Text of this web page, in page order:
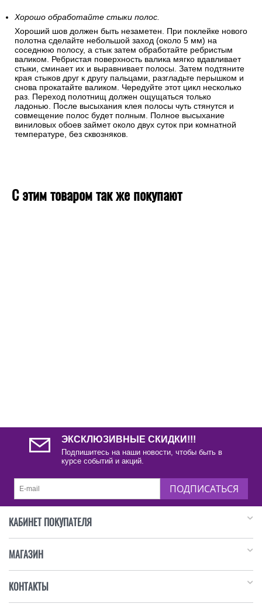
Хорошо обработайте стыки полос.
Хороший шов должен быть незаметен. При поклейке нового
полотна сделайте небольшой заход (около 5 мм) на
соседнюю полосу, а стык затем обработайте ребристым
валиком. Ребристая поверхность валика мягко вдавливает
стыки, сминает их и выравнивает полосы. Затем подтяните
края стыков друг к другу пальцами, разгладьте перышком и
снова прокатайте валиком. Чередуйте этот цикл несколько
раз. Переход полотнищ должен ощущаться только
ладонью. После высыхания клея полосы чуть стянутся и
совмещение полос будет полным. Полное высыхание
виниловых обоев займет около двух суток при комнатной
температуре, без сквозняков.
С этим товаром так же покупают
ЭКСКЛЮЗИВНЫЕ СКИДКИ!!!
Подпишитесь на наши новости, чтобы быть в
курсе событий и акций.
ПОДПИСАТЬСЯ
КАБИНЕТ ПОКУПАТЕЛЯ
МАГАЗИН
КОНТАКТЫ